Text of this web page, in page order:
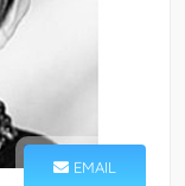
EMAIL